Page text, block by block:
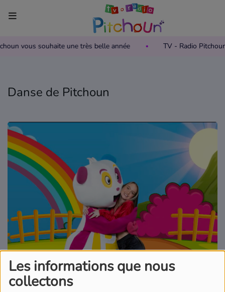
Les informations que nous
collectons
vous souhaite une très belle année TV - Radio
Accueil
Replay TV Pitchoun
Où regarder TV Pitchoun ?
Radio
Grille des programmes Radio
Podcasts
Où écouter Radio Pitchoun ?
Pitchoun Rédac
Danse de Pitchoun